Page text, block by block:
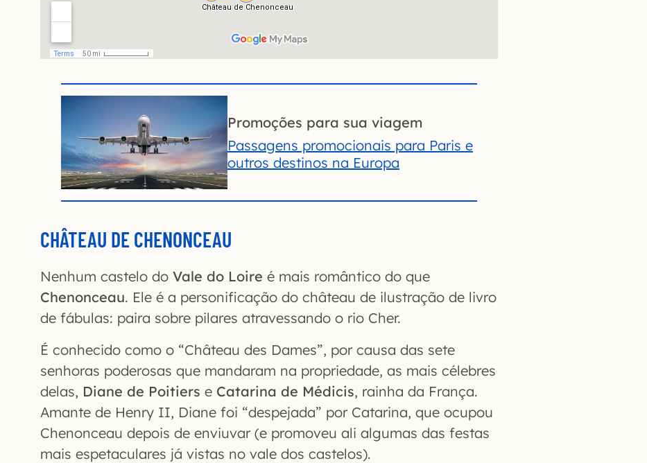
Promoções para sua viagem
Passagens promocionais para Paris e
outros destinos na Europa
CHÂTEAU DE CHENONCEAU
Nenhum castelo do Vale do Loire é mais romântico do que
Chenonceau. Ele é a personificação do château de ilustração de livro
de fábulas: paira sobre pilares atravessando o rio Cher.
É conhecido como o “Château des Dames”, por causa das sete
senhoras poderosas que mandaram na propriedade, as mais célebres
delas, Diane de Poitiers e Catarina de Médicis, rainha da França.
Amante de Henry II, Diane foi “despejada” por Catarina, que ocupou
Chenonceau depois de enviuvar (e promoveu ali algumas das festas
mais espetaculares já vistas no vale dos castelos).